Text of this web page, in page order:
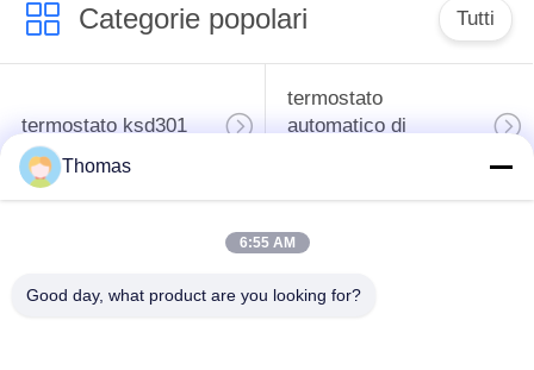
Categorie popolari Tutti
termostato ksd301
termostato
automatico di
ksd301
Thomas
6:55 AM
Good day, what product are you looking for?